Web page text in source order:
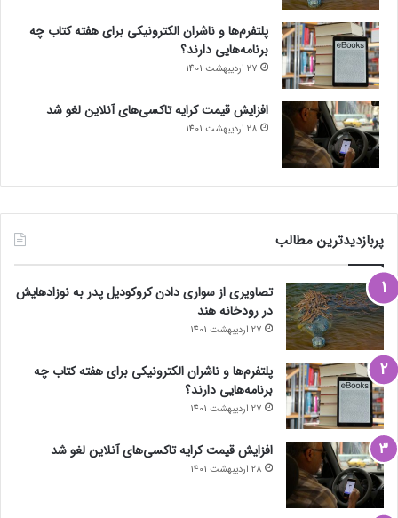
پلتفرم‌ها و ناشران الکترونیکی برای هفته کتاب چه
برنامه‌هایی دارند؟
27 اردیبهشت 1401
افزایش قیمت کرایه تاکسی‌های آنلاین لغو شد
28 اردیبهشت 1401
پربازدیدترین مطالب
تصاویری از سواری دادن کروکودیل پدر به نوزادهایش
در رودخانه هند
27 اردیبهشت 1401
پلتفرم‌ها و ناشران الکترونیکی برای هفته کتاب چه
برنامه‌هایی دارند؟
27 اردیبهشت 1401
افزایش قیمت کرایه تاکسی‌های آنلاین لغو شد
28 اردیبهشت 1401